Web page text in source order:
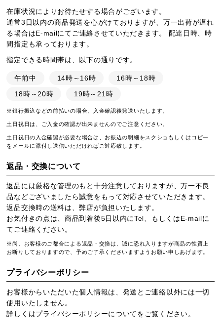
在庫状況によりお待たせする場合がございます。
通常3日以内の商品発送を心がけておりますが、万一出荷が遅れ
る場合はE-mailにてご連絡させていただきます。 配達日時、時
間指定も承っております。
指定できる時間帯は、以下の通りです。
午前中 14時～16時
16時～18時
18時～20時
19時～21時
※銀行振込などの前払いの場合、入金確認後発送いたします。
土日祝日は、ご入金の確認が出来ませんのでご注意ください。
土日祝日の入金確認が必要な場合は、お振込の明細をスクショもしくはコピー
をメールに添付し送信いただければご対応致します。
返品・交換について
返品には厳格な管理のもと十分注意しておりますが、万一不良
品などございましたら誠意をもって対応させていただきます。
返品交換時の送料は、弊店が負担いたします。
お気付きの点は、商品到着後5日以内にTel、もしくはE-mailに
てご連絡ください。
※尚、お客様のご都合による返品・交換は、誠に恐れ入りますが商品の性質上
お断りしておりますので、予めご了承くださいますようお願い申しあげます。
プライバシーポリシー
お客様からいただいた個人情報は、発送とご連絡以外には一切
使用いたしません。
詳しくはプライバシーポリシーについてをご覧ください。